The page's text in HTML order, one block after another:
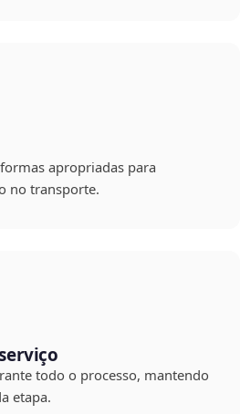
apropriadas para
no transporte.
todo o processo, mantendo
etapa.